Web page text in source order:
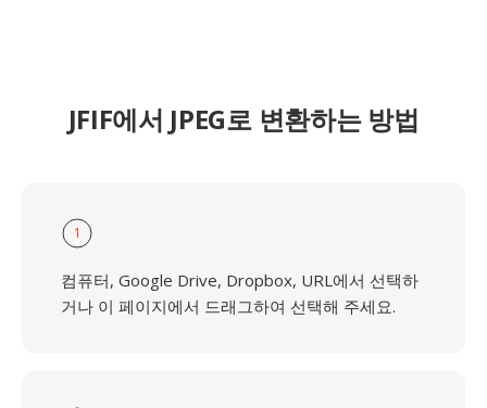
JFIF에서 JPEG로 변환하는 방법
1
컴퓨터, Google Drive, Dropbox, URL에서 선택하
거나 이 페이지에서 드래그하여 선택해 주세요.